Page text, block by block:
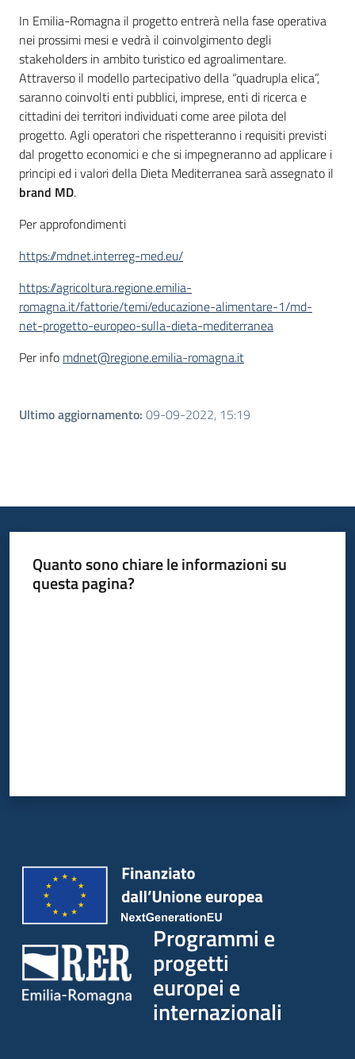
In Emilia-Romagna il progetto entrerà nella fase operativa
nei prossimi mesi e vedrà il coinvolgimento degli
stakeholders in ambito turistico ed agroalimentare.
Attraverso il modello partecipativo della “quadrupla elica”,
saranno coinvolti enti pubblici, imprese, enti di ricerca e
cittadini dei territori individuati come aree pilota del
progetto. Agli operatori che rispetteranno i requisiti previsti
dal progetto economici e che si impegneranno ad applicare i
principi ed i valori della Dieta Mediterranea sarà assegnato il
brand MD.
Per approfondimenti
https://mdnet.interreg-med.eu/
https://agricoltura.regione.emilia-
romagna.it/fattorie/temi/educazione-alimentare-1/md-
net-progetto-europeo-sulla-dieta-mediterranea
Per info mdnet@regione.emilia-romagna.it
Ultimo aggiornamento: 09-09-2022, 15:19
Quanto sono chiare le informazioni su
questa pagina?
Programmi e
progetti
europei e
internazionali